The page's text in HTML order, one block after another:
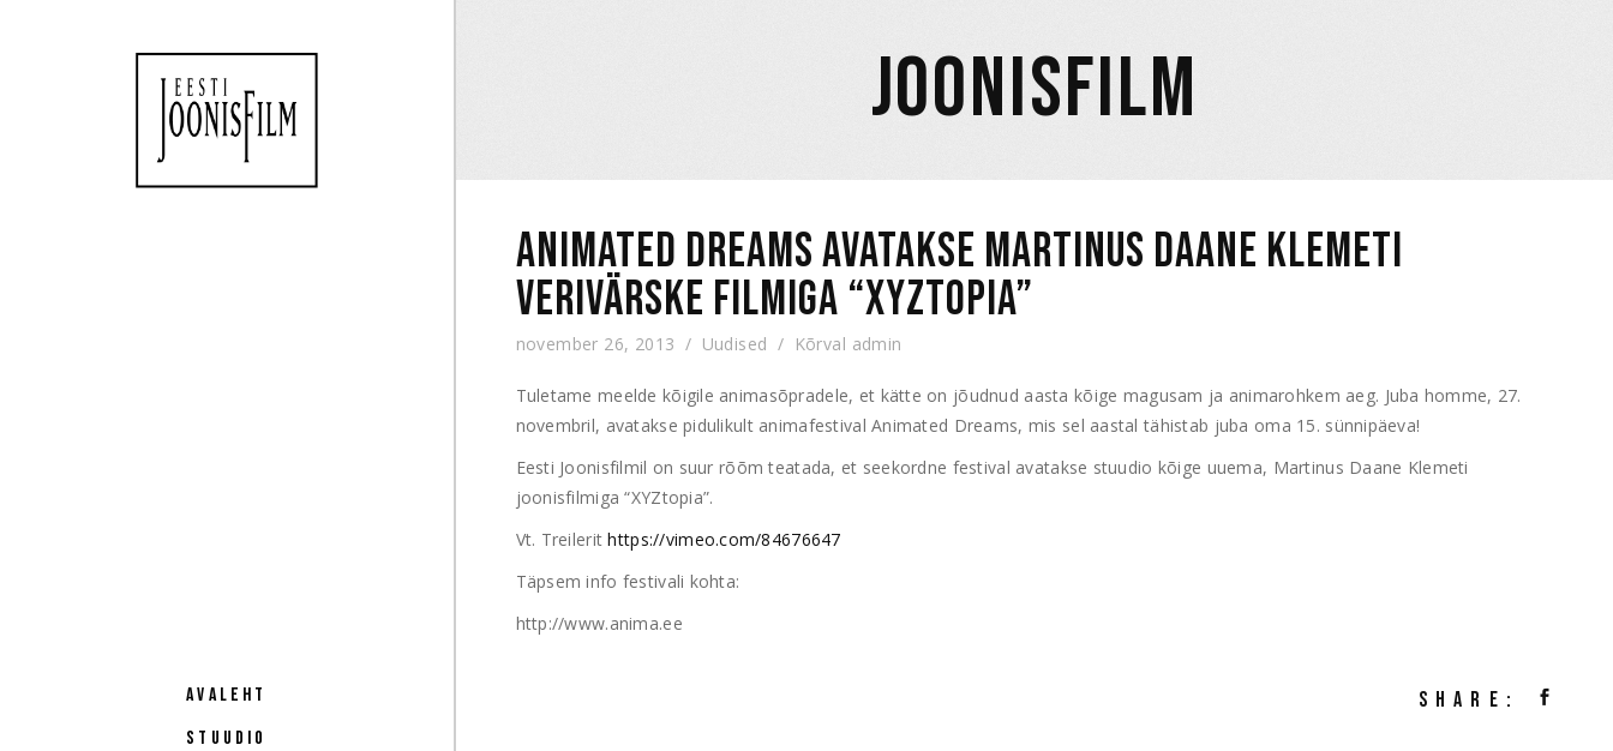
AVALEHT
STUUDIO
JOONISFILM
ANIMATED DREAMS AVATAKSE MARTINUS DAANE KLEMETI
VERIVÄRSKE FILMIGA “XYZTOPIA”
november 26, 2013 Uudised Kõrval admin
Tuletame meelde kõigile animasõpradele, et kätte on jõudnud aasta kõige magusam ja animarohkem aeg. Juba homme, 27.
novembril, avatakse pidulikult animafestival Animated Dreams, mis sel aastal tähistab juba oma 15. sünnipäeva!
Eesti Joonisfilmil on suur rõõm teatada, et seekordne festival avatakse stuudio kõige uuema, Martinus Daane Klemeti
joonisfilmiga “XYZtopia”.
Vt. Treilerithttps://vimeo.com/84676647
Täpsem info festivali kohta:
http://www.anima.ee
SHARE: